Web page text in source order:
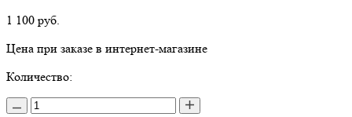
1 100 руб.
Цена при заказе в интернет-магазине
Количество: